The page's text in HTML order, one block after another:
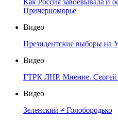
Как Россия завоёвывала и
Причерноморье
Видео
Президентские выборы на
Видео
ГТРК ЛНР. Мнение. Сергей
Видео
Зеленский ≠ Голобородько